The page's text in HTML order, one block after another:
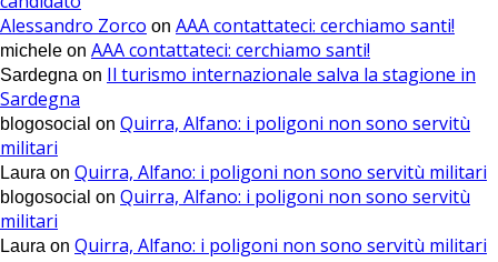
Alessandro Zorco on AAA contattateci: cerchiamo santi!
michele on AAA contattateci: cerchiamo santi!
Sardegna on Il turismo internazionale salva la stagione in
Sardegna
blogosocial on Quirra, Alfano: i poligoni non sono servitù
militari
Laura on Quirra, Alfano: i poligoni non sono servitù militari
blogosocial on Quirra, Alfano: i poligoni non sono servitù
militari
Laura on Quirra, Alfano: i poligoni non sono servitù militari